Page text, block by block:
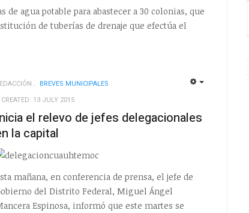
de agua potable para abastecer a 30 colonias, que
de tuberías de drenaje que efectúa el
BREVES MUNICIPALES
CREATED: 13 JULY 2015
el relevo de jefes delegacionales
la capital
mañana, en conferencia de prensa, el jefe de
del Distrito Federal, Miguel Ángel
Espinosa, informó que este martes se